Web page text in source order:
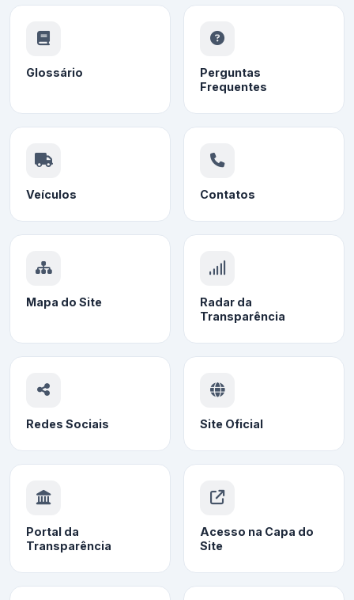
Glossário
Perguntas
Frequentes
Veículos Contatos
Mapa do Site
Radar da
Transparência
Redes Sociais Site Oficial
Portal da
Transparência
Acesso na Capa do
Site